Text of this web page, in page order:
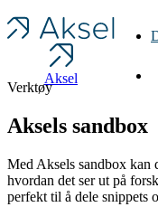
Aksel
Verktøy
Aksels sandbox
Med Aksels sandbox kan
hvordan det ser ut på
perfekt til å dele snippets